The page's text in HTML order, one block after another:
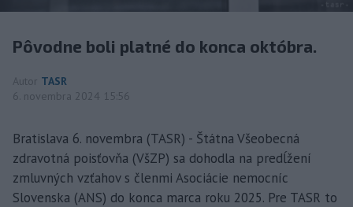
Pôvodne boli platné do konca októbra.
Autor TASR
6. novembra 2024 15:56
Bratislava 6. novembra (TASR) - Štátna Všeobecná
zdravotná poisťovňa (VšZP) sa dohodla na predĺžení
zmluvných vzťahov s členmi Asociácie nemocníc
Slovenska (ANS) do konca marca roku 2025. Pre TASR to